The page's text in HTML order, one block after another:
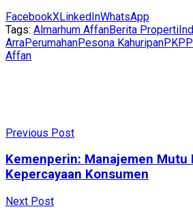
FacebookXLinkedInWhatsApp
Tags: Almarhum AffanBerita Properti
ArraPerumahanPesona KahuripanPKP
Affan
Previous Post
Kemenperin: Manajemen Mutu
Kepercayaan Konsumen
Next Post